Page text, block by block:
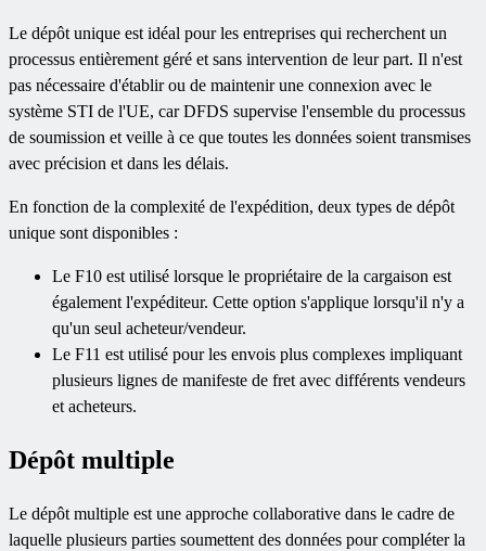
Le dépôt unique est idéal pour les entreprises qui recherchent un
processus entièrement géré et sans intervention de leur part. Il n'est
pas nécessaire d'établir ou de maintenir une connexion avec le
système STI de l'UE, car DFDS supervise l'ensemble du processus
de soumission et veille à ce que toutes les données soient transmises
avec précision et dans les délais.
En fonction de la complexité de l'expédition, deux types de dépôt
unique sont disponibles :
Le F10 est utilisé lorsque le propriétaire de la cargaison est
également l'expéditeur. Cette option s'applique lorsqu'il n'y a
qu'un seul acheteur/vendeur.
Le F11 est utilisé pour les envois plus complexes impliquant
plusieurs lignes de manifeste de fret avec différents vendeurs
et acheteurs.
Dépôt multiple
Le dépôt multiple est une approche collaborative dans le cadre de
laquelle plusieurs parties soumettent des données pour compléter la